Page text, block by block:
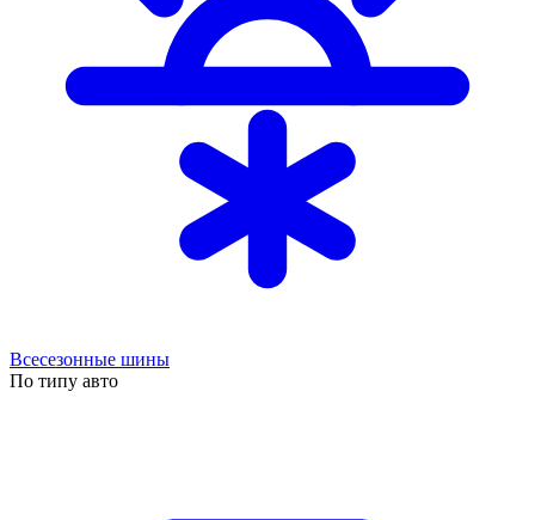
Всесезонные шины
По типу авто